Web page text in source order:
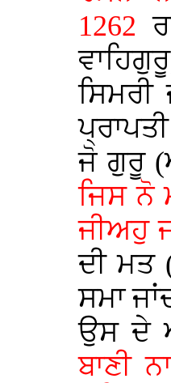
1262
ਜੋ ਗੁਰੂ
ਜਿਸ ਨੋ
ਜੀਅਹੁ
ਦੀ ਮਤ
ਸਮਾ
ਉਸ ਦੇ
ਬਾਣੀ